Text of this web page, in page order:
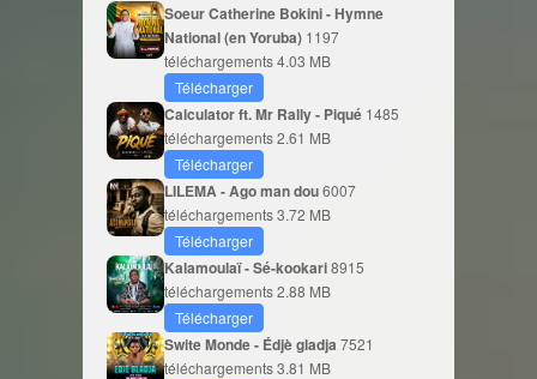
Soeur Catherine Bokini - Hymne
National (en Yoruba) 1197
téléchargements4.03 MB
Télécharger
Calculator ft. Mr Rally - Piqué 1485
téléchargements2.61 MB
Télécharger
LILEMA - Ago man dou6007
téléchargements3.72 MB
Télécharger
Kalamoulaï - Sé-kookari8915
téléchargements2.88 MB
Télécharger
Swite Monde - Édjè gladja 7521
téléchargements3.81 MB